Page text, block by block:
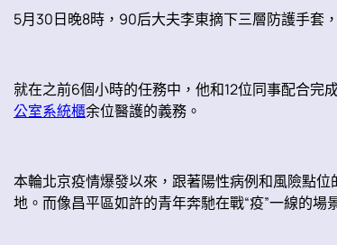
5月30日晚8時，90后大夫李東摘下三層防護手套
就在之前6個小時的任務中，他和12位同事配合完
公室系統櫃余位醫護的義務。
本輪北京疫情爆發以來，跟著陽性病例和風險點
地。而像昌平區如許的青年奔馳在戰“疫”一線的場